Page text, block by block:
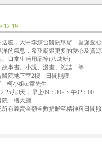
12-19
送暖，大甲李綜合醫院舉辦「聖誕愛
的氣息，希望凝聚更多的愛心及資
日常生活用品等(八成新)
故事書、小說、漫畫、雜誌…等
醫院地下室2樓 日間照護
柯小姐or童先生
共3天，早上09：30~下午02：00
醫院一樓大廳
有義賣金額全數捐贈至精神科日間照